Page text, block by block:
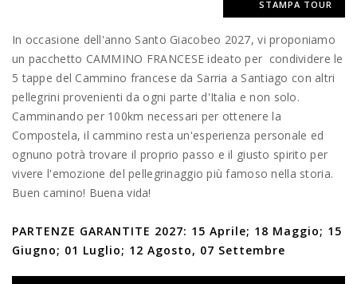
STAMPA TOUR
In occasione dell'anno Santo Giacobeo 2027, vi proponiamo
un pacchetto CAMMINO FRANCESE ideato per condividere le
5 tappe del Cammino francese da Sarria a Santiago con altri
pellegrini provenienti da ogni parte d'Italia e non solo.
Camminando per 100km necessari per ottenere la
Compostela, il cammino resta un'esperienza personale ed
ognuno potrà trovare il proprio passo e il giusto spirito per
vivere l'emozione del pellegrinaggio più famoso nella storia.
Buen camino! Buena vida!
PARTENZE GARANTITE 2027: 15 Aprile; 18 Maggio; 15
Giugno; 01 Luglio; 12 Agosto, 07 Settembre